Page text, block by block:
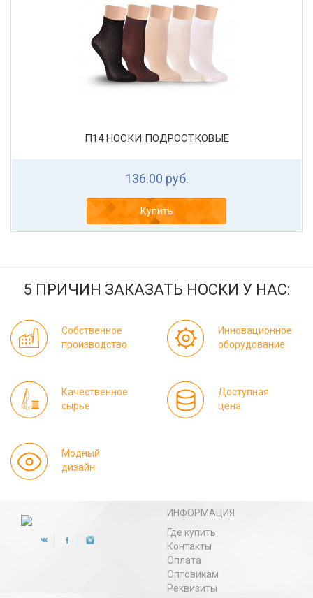
П14 НОСКИ ПОДРОСТКОВЫЕ
136.00 руб.
Купить
5 ПРИЧИН ЗАКАЗАТЬ НОСКИ У НАС:
Собственное
производство
Инновационное
оборудование
Качественное
сырье
Доступная
цена
Модный
дизайн
ИНФОРМАЦИЯ
Где купить
Контакты
Оплата
Оптовикам
Реквизиты